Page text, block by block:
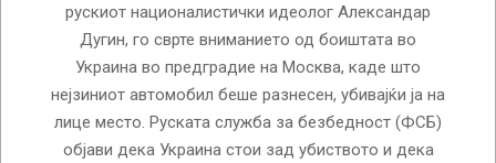
рускиот националистички идеолог Александар
Дугин, го сврте вниманието од боиштата во
Украина во предградие на Москва, каде што
нејзиниот автомобил беше разнесен, убивајќи ја на
лице место. Руската служба за безбедност (ФСБ)
објави дека Украина стои зад убиството и дека